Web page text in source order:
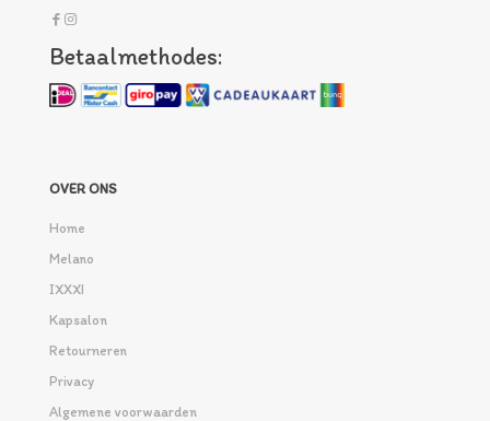
Betaalmethodes:
OVER ONS
Home
Melano
IXXXI
Kapsalon
Retourneren
Privacy
Algemene voorwaarden